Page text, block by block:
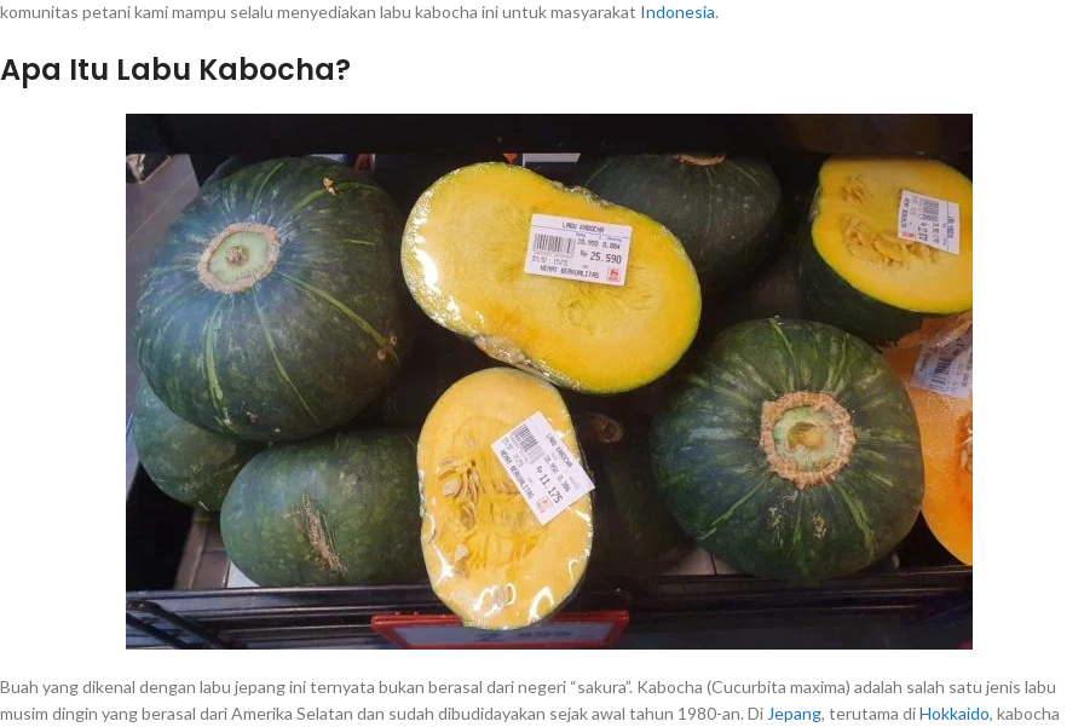
komunitas petani kami mampu selalu menyediakan labu kabocha ini untuk masyarakat Indonesia.
Apa Itu Labu Kabocha?
Buah yang dikenal dengan labu jepang ini ternyata bukan berasal dari negeri “sakura”. Kabocha (Cucurbita maxima) adalah salah satu jenis labu
musim dingin yang berasal dari Amerika Selatan dan sudah dibudidayakan sejak awal tahun 1980-an. Di Jepang, terutama diHokkaido, kabocha